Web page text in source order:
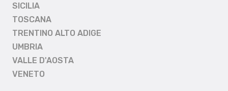
SICILIA
TOSCANA
TRENTINO ALTO ADIGE
UMBRIA
VALLE D'AOSTA
VENETO